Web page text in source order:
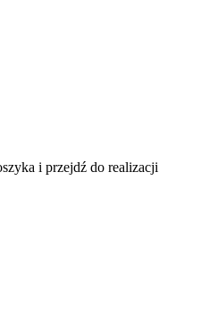
i przejdź do realizacji